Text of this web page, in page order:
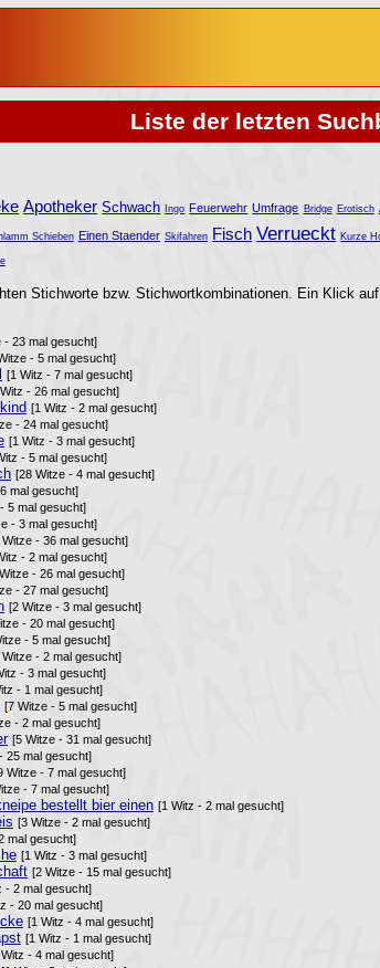
Liste der letzten
Apotheker Schwach Ingo Feuerwehr Umfrage Bridge Erotisch
Schieben Einen Staender Skifahren Fisch Verrueckt Kurze
Stichworte bzw. Stichwortkombinationen. Ein Klick
- 23 mal gesucht]
- 5 mal gesucht]
[1 Witz - 7 mal gesucht]
- 26 mal gesucht]
[1 Witz - 2 mal gesucht]
- 24 mal gesucht]
[1 Witz - 3 mal gesucht]
- 5 mal gesucht]
[28 Witze - 4 mal gesucht]
mal gesucht]
5 mal gesucht]
- 3 mal gesucht]
Witze - 36 mal gesucht]
- 2 mal gesucht]
- 26 mal gesucht]
- 27 mal gesucht]
[2 Witze - 3 mal gesucht]
- 20 mal gesucht]
- 5 mal gesucht]
Witze - 2 mal gesucht]
- 3 mal gesucht]
- 1 mal gesucht]
[7 Witze - 5 mal gesucht]
- 2 mal gesucht]
[5 Witze - 31 mal gesucht]
25 mal gesucht]
Witze - 7 mal gesucht]
- 7 mal gesucht]
bestellt bier einen [1 Witz - 2 mal gesucht]
[3 Witze - 2 mal gesucht]
mal gesucht]
[1 Witz - 3 mal gesucht]
[2 Witze - 15 mal gesucht]
- 2 mal gesucht]
- 20 mal gesucht]
[1 Witz - 4 mal gesucht]
[1 Witz - 1 mal gesucht]
- 4 mal gesucht]